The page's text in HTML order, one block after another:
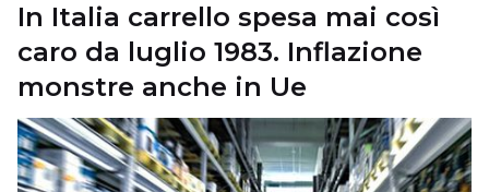
In Italia carrello spesa mai così
caro da luglio 1983. Inflazione
monstre anche in Ue